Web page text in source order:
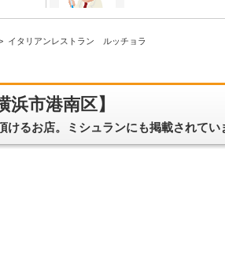
イタリアンレストラン ルッチョラ
市港南区】
るお店。ミシュランにも掲載されてい